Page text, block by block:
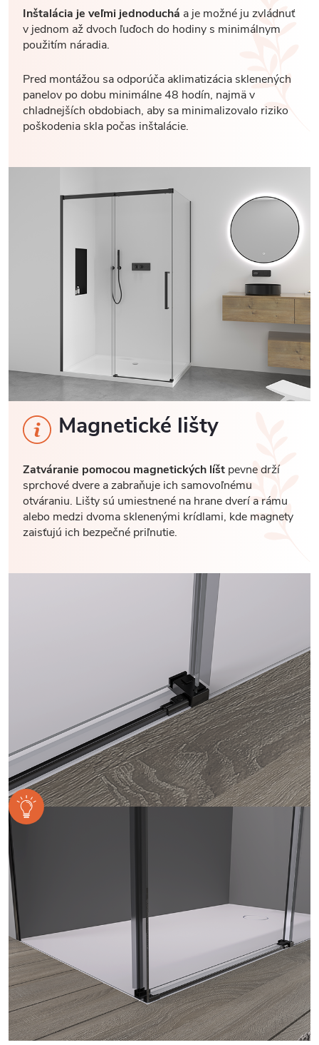
Inštalácia je veľmi jednoduchá a je možné ju zvládnuť
v jednom až dvoch ľuďoch do hodiny s minimálnym
použitím náradia.
Pred montážou sa odporúča aklimatizácia sklenených
panelov po dobu minimálne 48 hodín, najmä v
chladnejších obdobiach, aby sa minimalizovalo riziko
poškodenia skla počas inštalácie.
Magnetické lišty
Zatváranie pomocou magnetických líšt pevne drží
sprchové dvere a zabraňuje ich samovoľnému
otváraniu. Lišty sú umiestnené na hrane dverí a rámu
alebo medzi dvoma sklenenými krídlami, kde magnety
zaisťujú ich bezpečné priľnutie.